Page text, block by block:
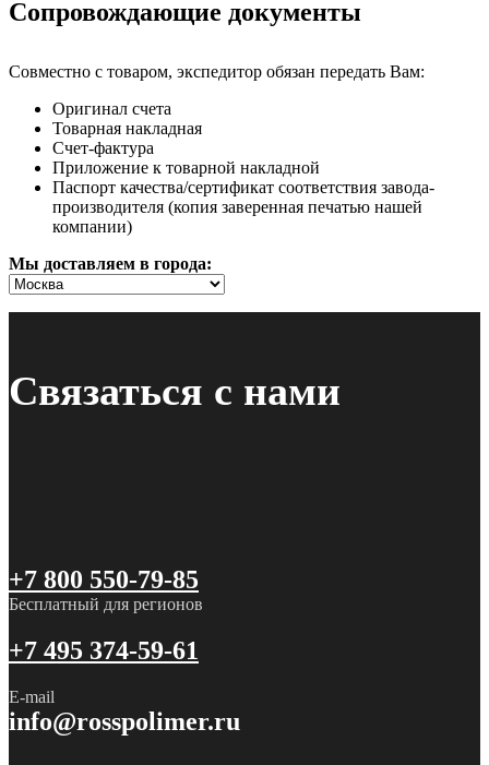
Сопровождающие документы
Совместно с товаром, экспедитор обязан передать Вам:
Оригинал счета
Товарная накладная
Счет-фактура
Приложение к товарной накладной
Паспорт качества/сертификат соответствия завода-
производителя (копия заверенная печатью нашей
компании)
Мы доставляем в города:
Связаться с нами
+7 800 550-79-85
Бесплатный для регионов
+7 495 374-59-61
E-mail
info@rosspolimer.ru